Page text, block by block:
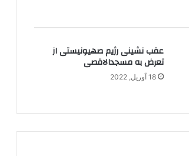
عقب نشینی رژیم صهیونیستی از
تعرض به مسجدالاقصی
18 آوریل, 2022